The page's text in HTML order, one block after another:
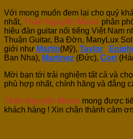
Với mong muốn đem lại cho quý
nhất, Thân Nguyễn Music phân
hiệu đàn guitar nổi tiếng Việt Nam
Thuận Guitar, Ba Đờn, ManyLux
giới như Martin(Mỹ), Taylor,
Ban Nha), Martinez (Đức), Cort
Mời bạn tới trải nghiệm tất cả và
phù hợp nhất, chính hãng và đẳng
Thân Nguyễn Music mong được
khách hàng ! Xin chân thành cảm ơn